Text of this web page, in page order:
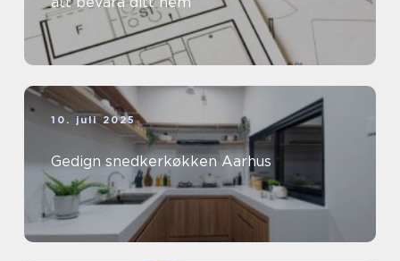
10. juli 2025
Gedign snedkerkøkken Aarhus